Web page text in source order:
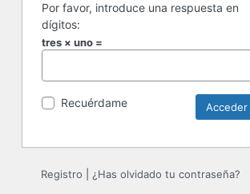
Por favor, introduce una respuesta en
dígitos:
tres × uno =
Recuérdame
Registro ¿Has olvidado tu contraseña?